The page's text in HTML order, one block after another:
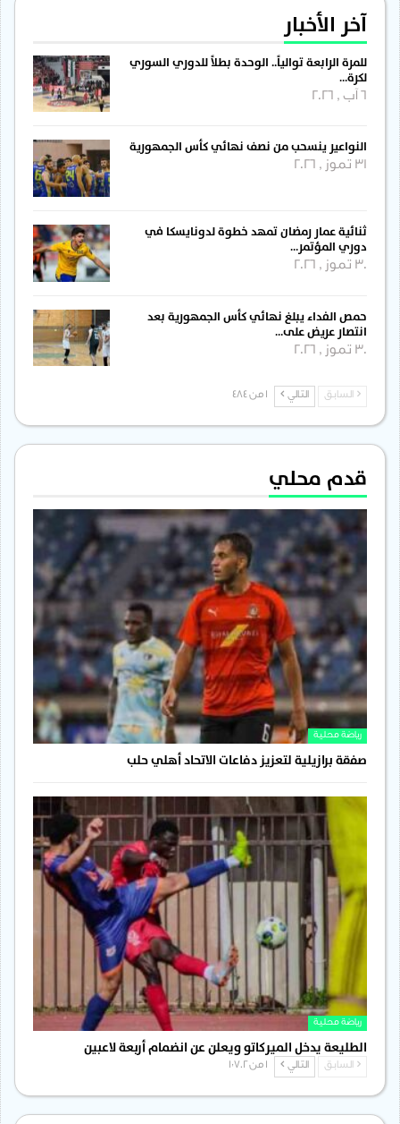
آخر الأخبار
للمرة الرابعة توالياً.. الوحدة بطلاً للدوري السوري
لكرة…
النواعير ينسحب من نصف نهائي كأس الجمهورية
31 تموز , 2026
ثنائية عمار رمضان تمهد خطوة لدونايسكا في
دوري المؤتمر…
30 تموز , 2026
حمص الفداء يبلغ نهائي كأس الجمهورية بعد
انتصار عريض على…
30 تموز , 2026
السابق التالي
قدم محلي
رياضة محلية
صفقة برازيلية لتعزيز دفاعات الاتحاد أهلي حلب
رياضة محلية
الطليعة يدخل الميركاتو ويعلن عن انضمام أربعة لاعبين
السابق التالي